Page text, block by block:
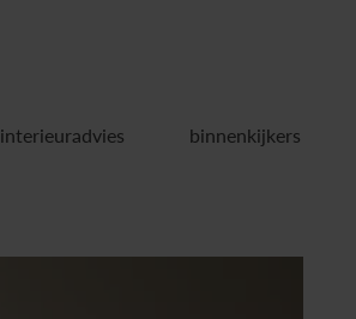
interieuradvies binnenkijkers